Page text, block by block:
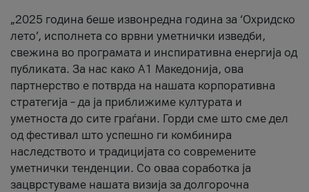
„2025 година беше извонредна година за ‘Охридско
лето’, исполнета со врвни уметнички изведби,
свежина во програмата и инспиративна енергија од
публиката. За нас како A1 Македонија, ова
партнерство е потврда на нашата корпоративна
стратегија – да ја приближиме културата и
уметноста до сите граѓани. Горди сме што сме дел
од фестивал што успешно ги комбинира
наследството и традицијата со современите
уметнички тенденции. Со оваа соработка ја
зацврстуваме нашата визија за долгорочна